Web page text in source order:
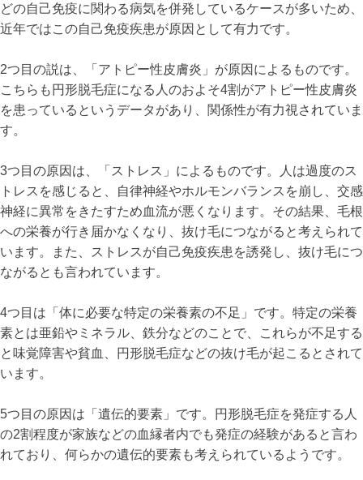
どの自己免疫に関わる病気を併発しているケースが多いため、
近年ではこの自己免疫疾患が原因として有力です。
2つ目の説は、「アトピー性皮膚炎」が原因によるものです。
こちらも円形脱毛症になる人のおよそ4割がアトピー性皮膚炎
を患っているというデータがあり、関係性が有力視されていま
す。
3つ目の原因は、「ストレス」によるものです。人は過度のス
トレスを感じると、自律神経やホルモンバランスを崩し、交感
神経に異常をきたすため血流が悪くなります。その結果、毛根
への栄養が行き届かなくなり、抜け毛につながると考えられて
います。また、ストレスが自己免疫疾患を誘発し、抜け毛につ
ながるとも言われています。
4つ目は「体に必要な特定の栄養素の不足」です。特定の栄養
素とは亜鉛やミネラル、鉄分などのことで、これらが不足する
と味覚障害や貧血、円形脱毛症などの抜け毛が起こるとされて
います。
5つ目の原因は「遺伝的要素」です。円形脱毛症を発症する人
の2割程度が家族などの血縁者内でも発症の経験があると言わ
れており、何らかの遺伝的要素も考えられているようです。